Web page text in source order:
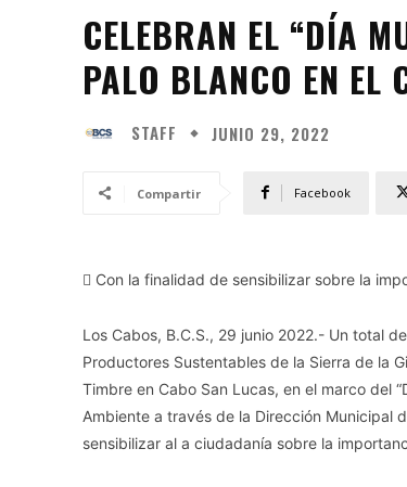
CELEBRAN EL “DÍA
PALO BLANCO EN EL
STAFF JUNIO 29, 2022
Compartir Facebook
 Con la finalidad de sensibilizar sobre la
Los Cabos, B.C.S., 29 junio 2022.- Un total
Productores Sustentables de la Sierra de la
Timbre en Cabo San Lucas, en el marco del
Ambiente a través de la Dirección Municipal
sensibilizar al a ciudadanía sobre la